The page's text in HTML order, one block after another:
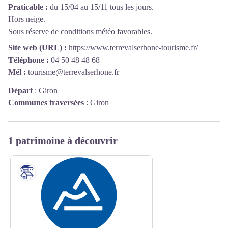
Praticable : du 15/04 au 15/11 tous les jours.
Hors neige.
Sous réserve de conditions météo favorables.
Site web (URL) : https://www.terrevalserhone-tourisme.fr/
Téléphone : 04 50 48 48 68
Mél : tourisme@terrevalserhone.fr
Départ : Giron
Communes traversées : Giron
1 patrimoine à découvrir
Patrimoine culturel